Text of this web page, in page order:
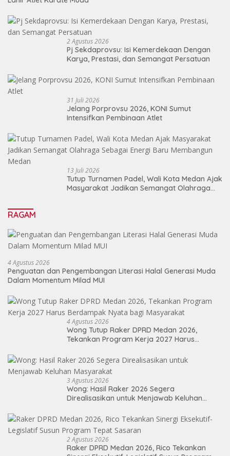
2 Agustus 2026
Pj Sekdaprovsu: Isi Kemerdekaan Dengan
Karya, Prestasi, dan Semangat Persatuan
31 Juli 2026
Jelang Porprovsu 2026, KONI Sumut
Intensifkan Pembinaan Atlet
13 Juli 2026
Tutup Turnamen Padel, Wali Kota Medan Ajak
Masyarakat Jadikan Semangat Olahraga
RAGAM
4 Agustus 2026
Penguatan dan Pengembangan Literasi Halal Generasi Muda
Dalam Momentum Milad MUI
4 Agustus 2026
Wong Tutup Raker DPRD Medan 2026,
Tekankan Program Kerja 2027 Harus
3 Agustus 2026
Wong: Hasil Raker 2026 Segera
Direalisasikan untuk Menjawab Keluhan
2 Agustus 2026
Raker DPRD Medan 2026, Rico Tekankan